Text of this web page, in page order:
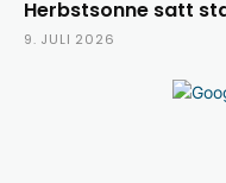
Herbstsonne satt
9. JULI 2026